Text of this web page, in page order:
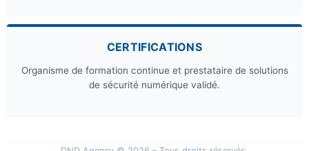
CERTIFICATIONS
Organisme de formation continue et prestataire de solutions
de sécurité numérique validé.